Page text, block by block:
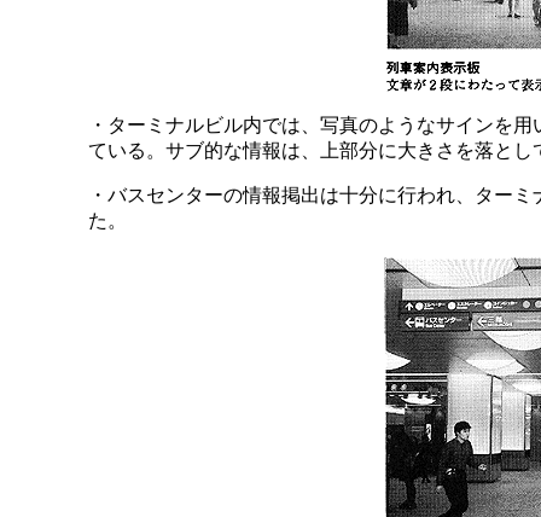
・ターミナルビル内では、写真のようなサインを
ている。サブ的な情報は、上部分に大きさを落とし
・バスセンターの情報掲出は十分に行われ、ター
た。